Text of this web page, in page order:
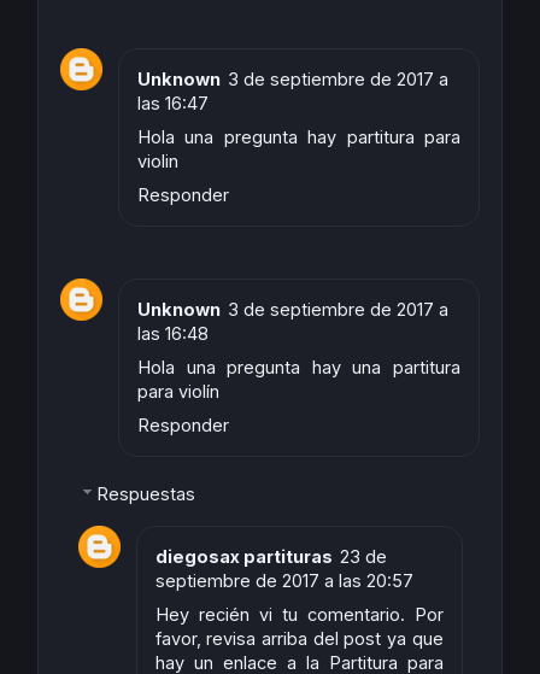
Unknown 3 de septiembre de 2017 a
las 16:47
Hola una pregunta hay partitura para
violin
Responder
Unknown 3 de septiembre de 2017 a
las 16:48
Hola una pregunta hay una partitura
para violín
Responder
Respuestas
diegosax partituras 23 de
septiembre de 2017 a las 20:57
Hey recién vi tu comentario. Por
favor, revisa arriba del post ya que
hay un enlace a la Partitura para